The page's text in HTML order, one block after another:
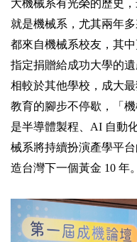
大機械系有光榮的歷史
就是機械系，尤其兩年
都來自機械系校友，其
指定捐贈給成功大學的
相較於其他學校，成大
教育的腳步不停歇，「
是半導體製程、AI 自動
械系將持續扮演產學平
造台灣下一個黃金 10 年